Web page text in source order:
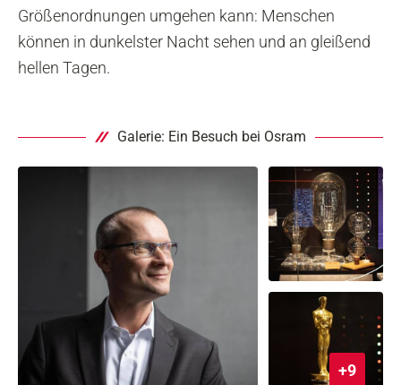
Größenordnungen umgehen kann: Menschen
können in dunkelster Nacht sehen und an gleißend
hellen Tagen.
Galerie: Ein Besuch bei Osram
+9